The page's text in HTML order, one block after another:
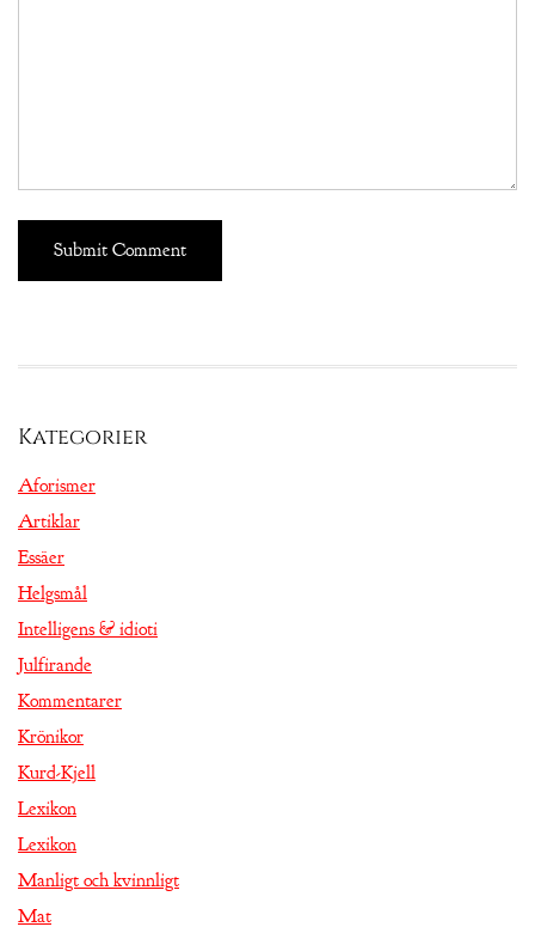
Kategorier
Aforismer
Artiklar
Essäer
Helgsmål
Intelligens & idioti
Julfirande
Kommentarer
Krönikor
Kurd-Kjell
Lexikon
Lexikon
Manligt och kvinnligt
Mat